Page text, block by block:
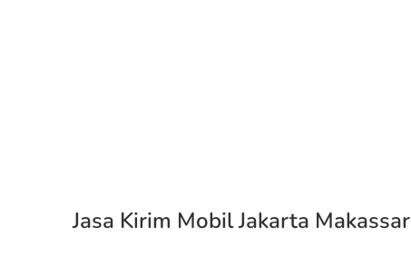
Jasa Kirim Mobil Jakarta Makassar